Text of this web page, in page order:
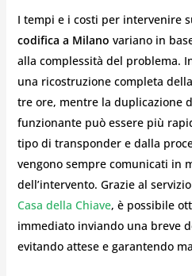
I tempi e i costi per intervenire
codifica a Milano variano in
alla complessità del problema.
una ricostruzione completa
tre ore, mentre la duplicazione
funzionante può essere più
tipo di transponder e dalla
vengono sempre comunicati in
dell’intervento. Grazie al
Casa della Chiave, è possibile
immediato inviando una breve
evitando attese e garantendo